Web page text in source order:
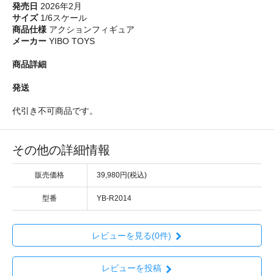
発売日 2026年2月
サイズ1/6スケール
商品仕様 アクションフィギュア
メーカー YIBO TOYS
商品詳細
発送
代引き不可商品です。
その他の詳細情報
販売価格 39,980円(税込)
型番 YB-R2014
レビューを見る(0件)
レビューを投稿